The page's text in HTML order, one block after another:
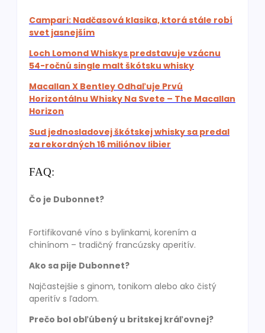
Campari: Nadčasová klasika, ktorá stále robí
svet jasnejším
Loch Lomond Whiskys predstavuje vzácnu
54-ročnú single malt škótsku whisky
Macallan X Bentley Odhaľuje Prvú
Horizontálnu Whisky Na Svete – The Macallan
Horizon
Sud jednosladovej škótskej whisky sa predal
za rekordných 16 miliónov libier
FAQ:
Čo je Dubonnet?
Fortifikované víno s bylinkami, korením a
chinínom – tradičný francúzsky aperitív.
Ako sa pije Dubonnet?
Najčastejšie s ginom, tonikom alebo ako čistý
aperitív s ľadom.
Prečo bol obľúbený u britskej kráľovnej?